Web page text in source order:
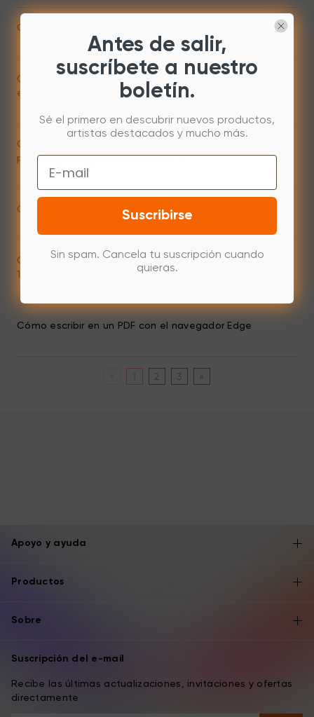
Cómo activar Wintab en Toon Boom Storyboard Pro 6
Cómo configurar las teclas para el lápiz y el borrador
en WPS
Cómo desactivar el botón derecho del ratón con
presión prolongada en Windows 11
Cómo desinstalar el controlador XPPEN en Windows
Cómo eliminar el efecto de ondulaciones en Windows
11
Cómo escribir en un PDF con el navegador Edge
2 3 »
Apoyo y ayuda
Productos
Sobre
Suscripción del e-mail
Recibe las últimas actualizaciones, invitaciones y ofertas
directamente
Antes de salir,
suscríbete a nuestro
boletín.
Sé el primero en descubrir nuevos productos,
artistas destacados y mucho más.
Email
Suscribirse
Sin spam. Cancela tu suscripción cuando
quieras.